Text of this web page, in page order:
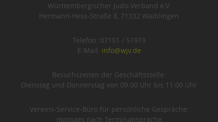
Württembergischer Judo-Verband e.V.
Hermann-Hess-Straße 8, 71332 Waiblingen
Telefon: 07151 / 51973
E-Mail: info@wjv.de
Besuchszeiten der Geschäftsstelle:
Dienstag und Donnerstag von 09:00 Uhr bis 11:00 Uhr
Vereins-Service-Büro für persönliche Gespräche:
montags nach Terminabsprache